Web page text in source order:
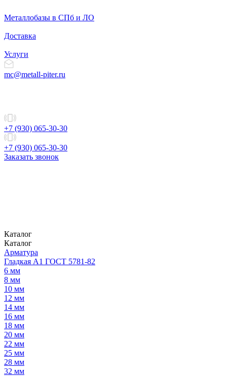
Металлобазы в СПб и ЛО
Доставка
Услуги
mc@metall-piter.ru
+7 (930) 065-30-30
+7 (930) 065-30-30
Заказать звонок
Каталог
Каталог
Арматура
Гладкая А1 ГОСТ 5781-82
6 мм
8 мм
10 мм
12 мм
14 мм
16 мм
18 мм
20 мм
22 мм
25 мм
28 мм
32 мм